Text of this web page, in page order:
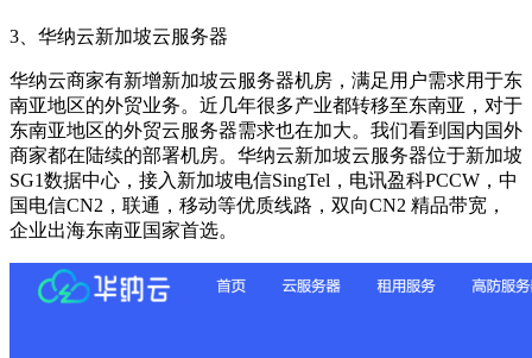
3、华纳云新加坡云服务器
华纳云商家有新增新加坡云服务器机房，满足用户需求用于东
南亚地区的外贸业务。近几年很多产业都转移至东南亚，对于
东南亚地区的外贸云服务器需求也在加大。我们看到国内国外
商家都在陆续的部署机房。华纳云新加坡云服务器位于新加坡
SG1数据中心，接入新加坡电信SingTel，电讯盈科PCCW，中
国电信CN2，联通，移动等优质线路，双向CN2 精品带宽，
企业出海东南亚国家首选。